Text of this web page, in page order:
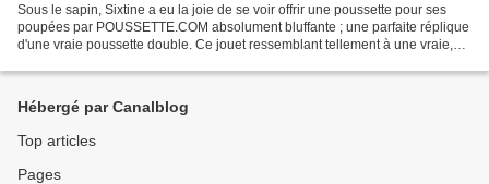
Sous le sapin, Sixtine a eu la joie de se voir offrir une poussette pour ses
poupées par POUSSETTE.COM absolument bluffante ; une parfaite réplique
d'une vraie poussette double. Ce jouet ressemblant tellement à une vraie,
Hébergé par Canalblog
Top articles
Pages